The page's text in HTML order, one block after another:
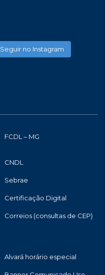
Seguir no Instagram
FCDL – MG
CNDL
Sebrae
Certificação Digital
Correios (consultas de CEP)
Alvará horário especial